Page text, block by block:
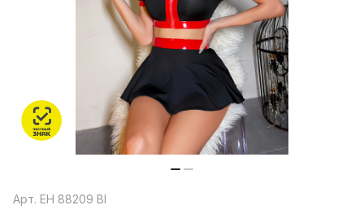
Арт. EH 88209 Bl